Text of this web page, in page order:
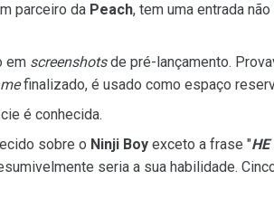
parceiro da Peach, tem uma entrada
em screenshotsde pré-lançamento.
finalizado, é usado como espaço
é conhecida.
sobre o Ninji Boy exceto a frase "HE
seria a sua habilidade.